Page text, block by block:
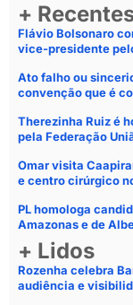
+
Flávio Bolsonaro
vice-presidente
Ato falho ou
convenção que é
Therezinha Ruiz é
pela Federação
Omar visita
e centro cirúrgico
PL homologa
Amazonas e de
+ Lidos
Rozenha celebra
audiência e